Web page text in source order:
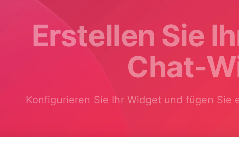
Erstellen Sie
Chat-
Konfigurieren Sie Ihr Widget und fügen Sie